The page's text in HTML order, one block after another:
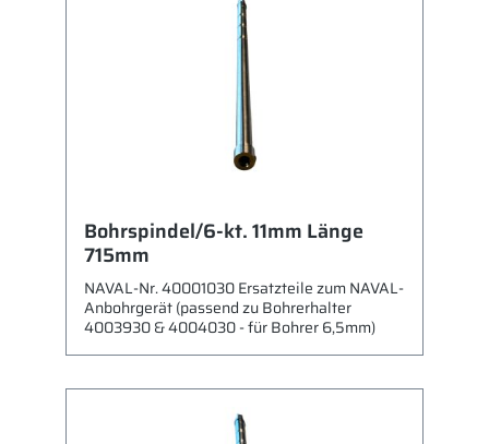
Bohrspindel/6-kt. 11mm Länge
715mm
NAVAL-Nr. 40001030 Ersatzteile zum NAVAL-
Anbohrgerät (passend zu Bohrerhalter
4003930 & 4004030 - für Bohrer 6,5mm)